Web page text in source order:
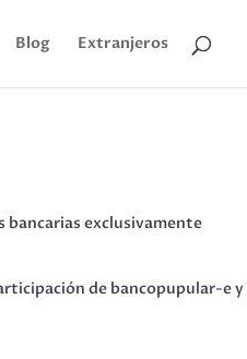
Blog Extranjeros
exclusivamente
de bancopupular-e y